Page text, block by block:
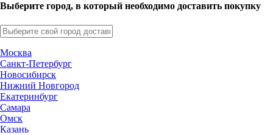
Выберите город, в который необходимо доставить покупку
Москва
Санкт-Петербург
Новосибирск
Нижний Новгород
Екатеринбург
Самара
Омск
Казань